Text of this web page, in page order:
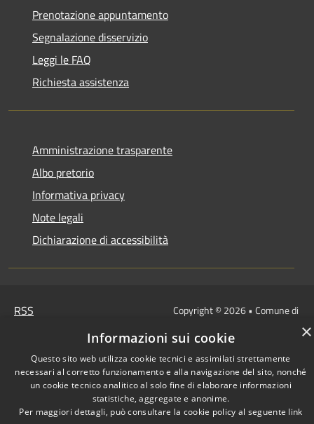
Prenotazione appuntamento
Segnalazione disservizio
Leggi le FAQ
Richiesta assistenza
Amministrazione trasparente
Albo pretorio
Informativa privacy
Note legali
Dichiarazione di accessibilità
RSS
Cookie
Mappa del sito
Copyright © 2026 • Comune di
Municipium
redazione
×
Informazioni sui cookie
Questo sito web utilizza cookie tecnici e assimilati strettamente
necessari al corretto funzionamento e alla navigazione del sito, nonché
un cookie tecnico analitico al solo fine di elaborare informazioni
statistiche, aggregate e anonime.
Per maggiori dettagli, può consultare la cookie policy al seguente link